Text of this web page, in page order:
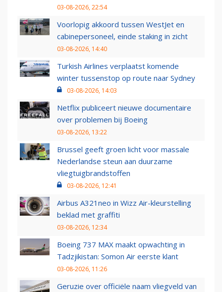
03-08-2026, 22:54
Voorlopig akkoord tussen WestJet en
cabinepersoneel, einde staking in zicht
03-08-2026, 14:40
Turkish Airlines verplaatst komende
winter tussenstop op route naar Sydney
03-08-2026, 14:03
Netflix publiceert nieuwe documentaire
over problemen bij Boeing
03-08-2026, 13:22
Brussel geeft groen licht voor massale
Nederlandse steun aan duurzame
vliegtuigbrandstoffen
03-08-2026, 12:41
Airbus A321neo in Wizz Air-kleurstelling
beklad met graffiti
03-08-2026, 12:34
Boeing 737 MAX maakt opwachting in
Tadzjikistan: Somon Air eerste klant
03-08-2026, 11:26
Geruzie over officiële naam vliegveld van